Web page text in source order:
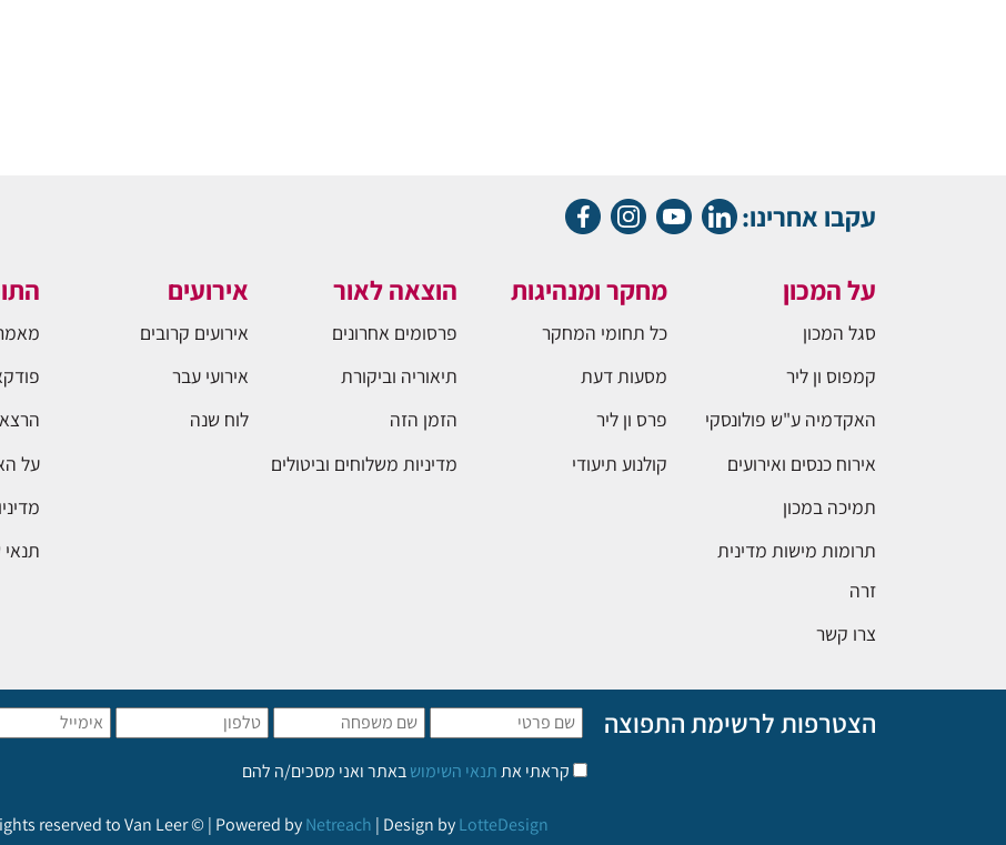
עקבו אחרינו:
על המכון
סגל המכון
קמפוס ון ליר
האקדמיה ע"ש פולונסקי
אירוח כנסים ואירועים
תמיכה במכון
תרומות מישות מדינית
זרה
צרו קשר
מחקר ומנהיגות
כל תחומי המחקר
מסעות דעת
פרס ון ליר
קולנוע תיעודי
הוצאה לאור
פרסומים אחרונים
תיאוריה וביקורת
הזמן הזה
מדיניות משלוחים וביטולים
אירועים
אירועים קרובים
אירועי עבר
לוח שנה
על
הצטרפות לרשימת התפוצה
קראתי אתתנאי השימושבאתר ואני מסכים/ה להם
reserved to Van Leer © | Powered byNetreach | Design byLotteDesign